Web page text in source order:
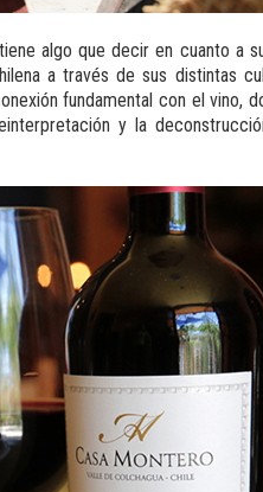
algo que decir en cuanto a
a través de sus distintas
fundamental con el vino,
y la